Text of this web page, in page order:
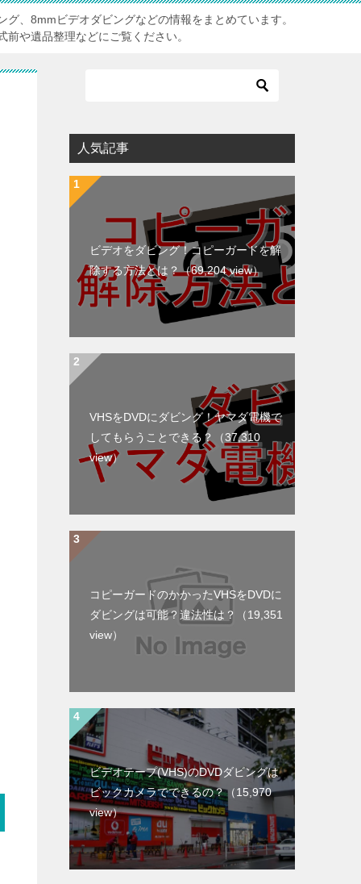
グ、8mmビデオダビングなどの情報をまとめています。
や遺品整理などにご覧ください。
人気記事
ビデオをダビング！コピーガードを解
除する方法とは？（69,204 view）
VHSをDVDにダビング！ヤマダ電機で
してもらうことできる？
（37,310
view）
コピーガードのかかったVHSをDVDに
ダビングは可能？違法性は？
（19,351
view）
ビデオテープ(VHS)のDVDダビングは
ビックカメラでできるの？（15,970
view）